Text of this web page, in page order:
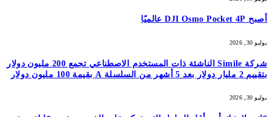
أصبح DJI Osmo Pocket 4P عالميًا
يوليو 30, 2026
شركة Simile الناشئة ذات المستخدم الاصطناعي تجمع 200 مليون دولار
بتقييم 2 مليار دولار بعد 5 أشهر من السلسلة A بقيمة 100 مليون دولار
يوليو 30, 2026